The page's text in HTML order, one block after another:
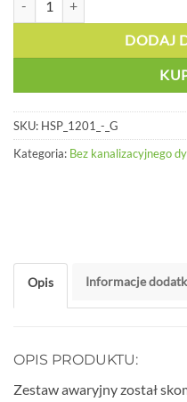
DODAJ
SKU: HSP_1201_-_G
Kategoria: Bez kanalizacyjnego
Opis Informacje
OPIS PRODUKTU:
Zestaw awaryjny został